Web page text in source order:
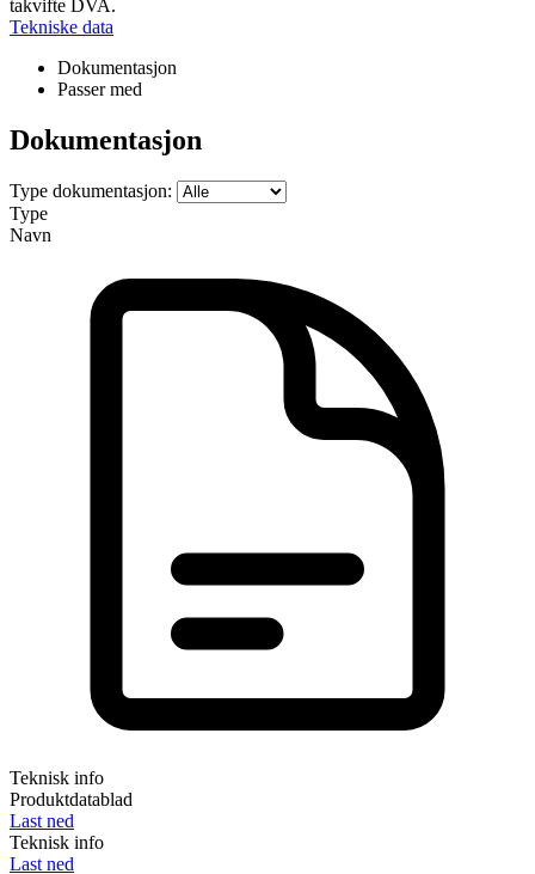
takvifte DVA.
Tekniske data
Dokumentasjon
Passer med
Dokumentasjon
Type dokumentasjon:
Type
Navn
Teknisk info
Produktdatablad
Last ned
Teknisk info
Last ned